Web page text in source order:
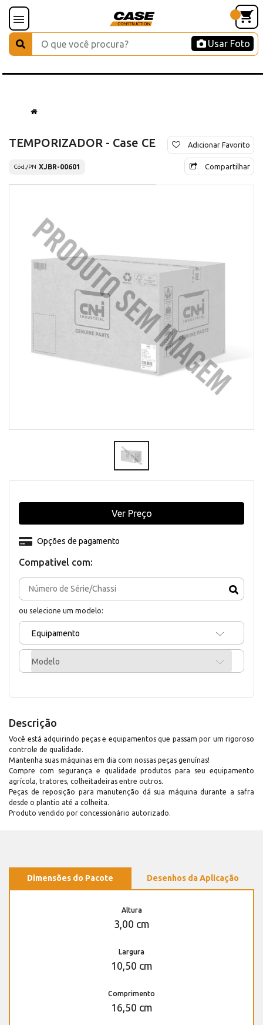
Usar Foto
TEMPORIZADOR - Case CE
Cód./PN XJBR-00601
Adicionar Favorito
Compartilhar
Compativel com:
ou selecione um modelo:
Equipamento
Modelo
Opções de pagamento
Ver Preço
Descrição
Você está adquirindo peças e equipamentos que passam por um rigoroso
controle de qualidade.
Mantenha suas máquinas em dia com nossas peças genuínas!
Compre com segurança e qualidade produtos para seu equipamento
agrícola, tratores, colheitadeiras entre outros.
Peças de reposição para manutenção dá sua máquina durante a safra
desde o plantio até a colheita.
Produto vendido por concessionário autorizado.
Dimensões do Pacote Desenhos da Aplicação
Altura
3,00 cm
Largura
10,50 cm
Comprimento
16,50 cm